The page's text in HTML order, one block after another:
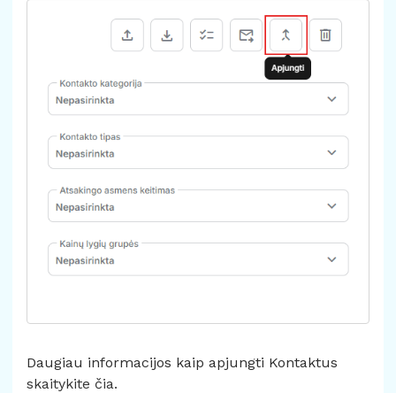
Daugiau informacijos kaip apjungti Kontaktus
skaitykite čia.